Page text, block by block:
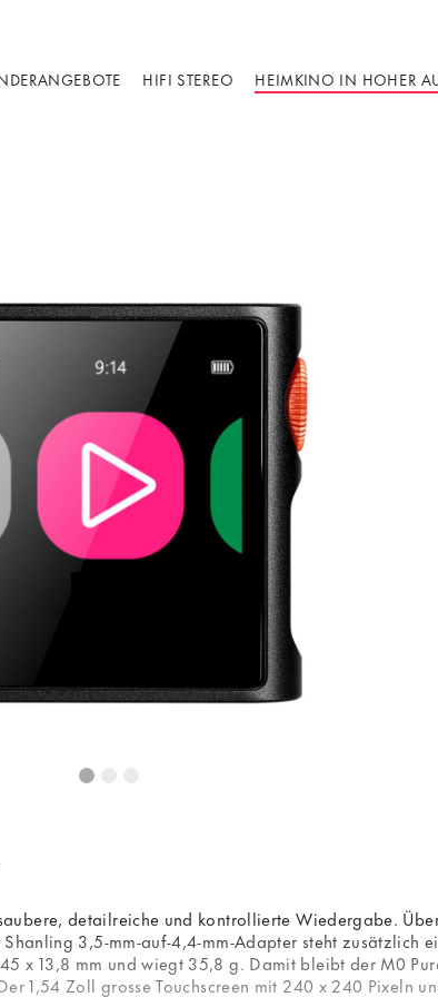
HIFI STEREO HEIMKINO IN HOHER
detailreiche und kontrollierte Wiedergabe.
3,5-mm-auf-4,4-mm-Adapter steht zusätzlich
x 13,8 mm und wiegt 35,8 g. Damit bleibt der M0
1,54 Zoll grosse Touchscreen mit 240 x 240 Pixeln